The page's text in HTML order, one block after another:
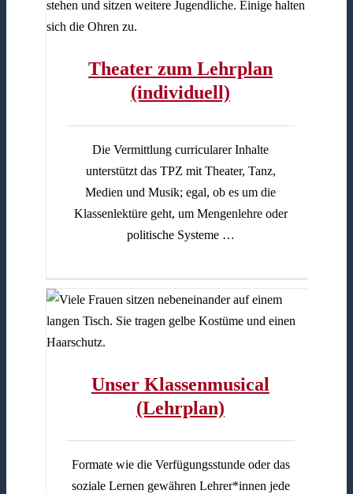
Theater zum Lehrplan
(individuell)
Die Vermittlung curricularer Inhalte
unterstützt das TPZ mit Theater, Tanz,
Medien und Musik; egal, ob es um die
Klassenlektüre geht, um Mengenlehre oder
politische Systeme …
Unser Klassenmusical
(Lehrplan)
Formate wie die Verfügungsstunde oder das
soziale Lernen gewähren Lehrer*innen jede